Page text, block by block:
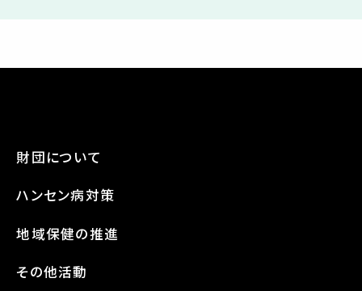
財団について
ハンセン病対策
地域保健の推進
その他活動